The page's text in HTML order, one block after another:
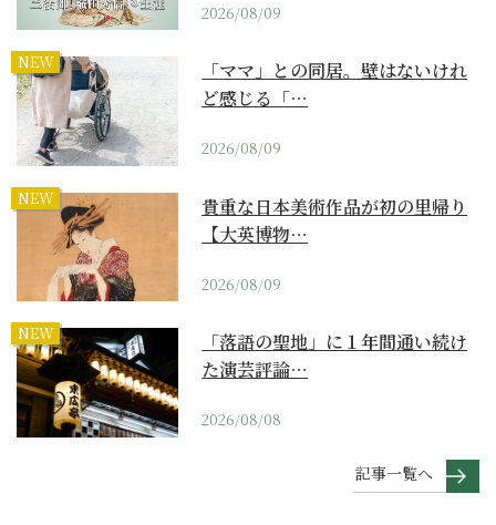
2026/08/09
NEW
「ママ」との同居。壁はないけれ
ど感じる「…
2026/08/09
NEW
貴重な日本美術作品が初の里帰り
【大英博物…
2026/08/09
NEW
「落語の聖地」に１年間通い続け
た演芸評論…
2026/08/08
記事一覧へ